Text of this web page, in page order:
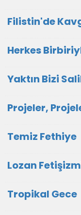
Filistin'de
Herkes
Yaktın Bizi
Projeler,
Temiz Fethiye
Lozan
Tropikal Gece